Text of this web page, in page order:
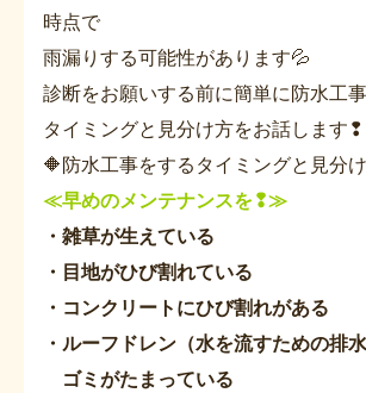
時点で
雨漏りする可能性があります💦
診断をお願いする前に簡単に防水工
タイミングと見分け方をお話します❢
🔶防水工事をするタイミングと見分
≪早めのメンテナンスを❢≫
・雑草が生えている
・目地がひび割れている
・コンクリートにひび割れがある
・ルーフドレン（水を流すための排
ゴミがたまっている